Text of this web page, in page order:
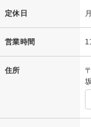
定休日
営業時間
住所